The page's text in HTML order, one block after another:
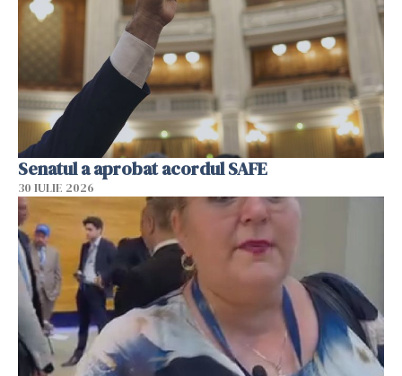
Senatul a aprobat acordul SAFE
30 IULIE 2026